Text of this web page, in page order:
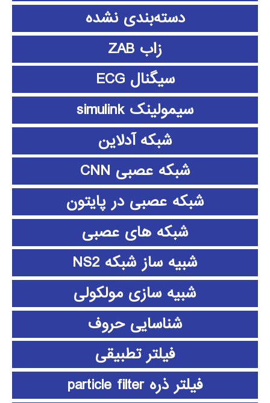
دسته‌بندی نشده
زاب ZAB
سیگنال ECG
سیمولینک simulink
شبکه آدلاین
شبکه عصبی CNN
شبکه عصبی در پایتون
شبکه های عصبی
شبیه ساز شبکه NS2
شبیه سازی مولکولی
شناسایی حروف
فیلتر تطبیقی
فیلتر ذره particle filter